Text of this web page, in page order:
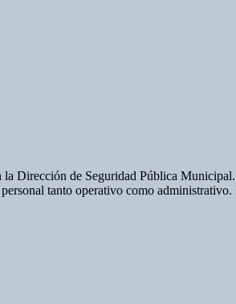
Dirección de Seguridad Pública
tanto operativo como administrativo.